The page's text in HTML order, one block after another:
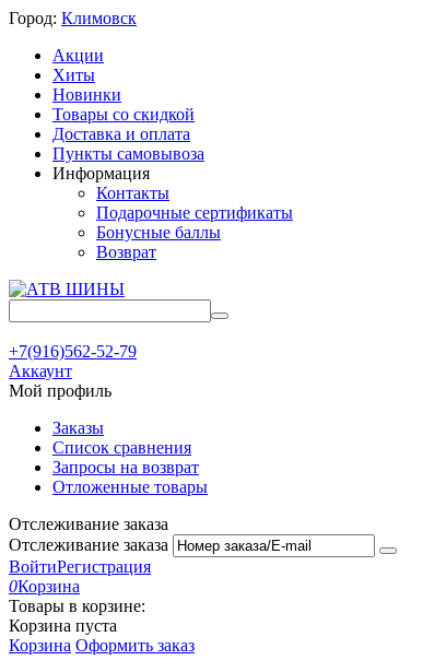
Город: Климовск
Акции
Хиты
Новинки
Товары со скидкой
Доставка и оплата
Пункты самовывоза
Информация
Контакты
Подарочные сертификаты
Бонусные баллы
Возврат
+7(916)562-52-79
Аккаунт
Мой профиль
Заказы
Список сравнения
Запросы на возврат
Отложенные товары
Отслеживание заказа
Отслеживание заказа
ВойтиРегистрация
0Корзина
Товары в корзине:
Корзина пуста
Корзина Оформить заказ